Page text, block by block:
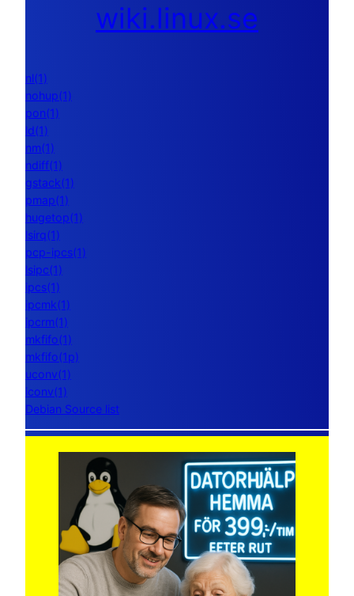
wiki.linux.se
nl(1)
nohup(1)
pon(1)
ld(1)
nm(1)
ndiff(1)
gstack(1)
pmap(1)
hugetop(1)
lsirq(1)
pcp-ipcs(1)
lsipc(1)
ipcs(1)
ipcmk(1)
ipcrm(1)
mkfifo(1)
mkfifo(1p)
uconv(1)
iconv(1)
Debian Source list